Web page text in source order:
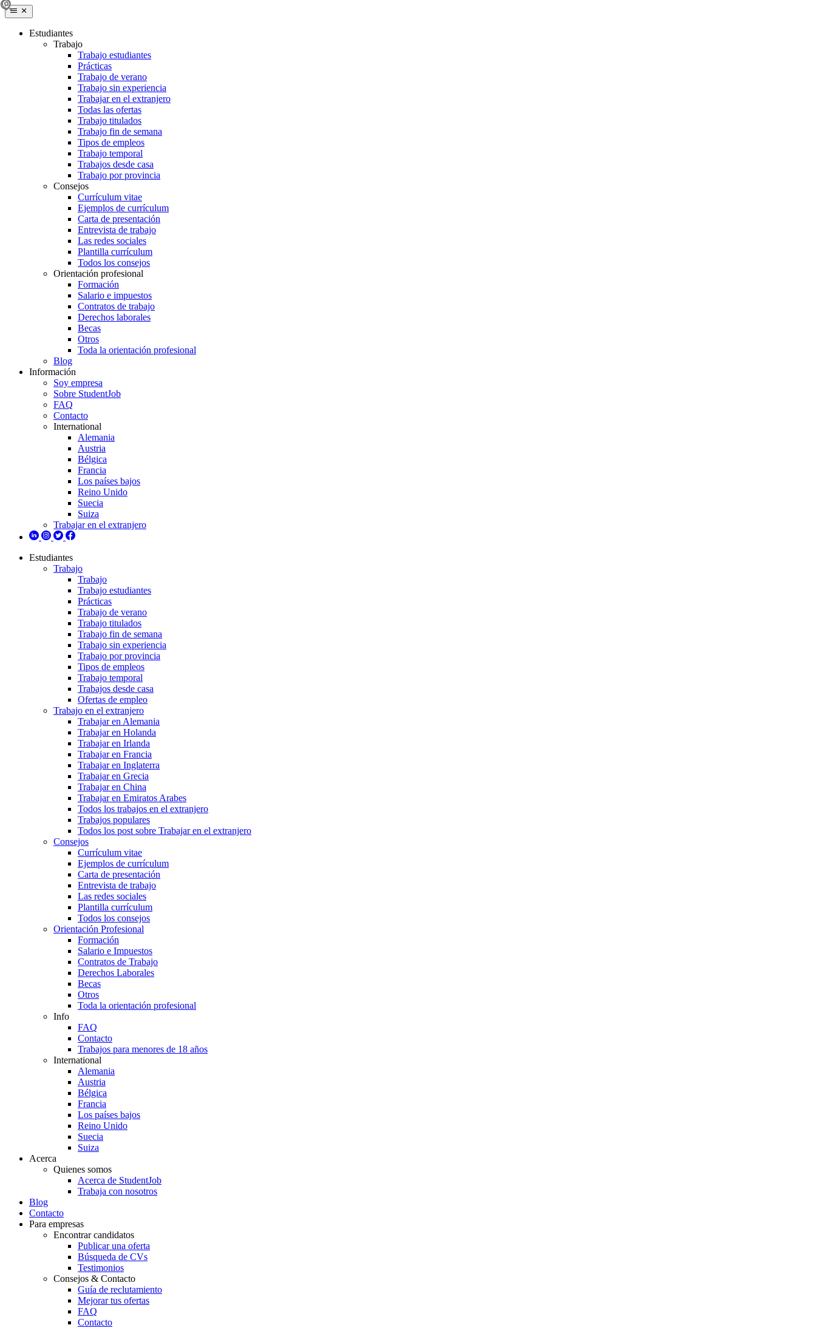
Estudiantes
Trabajo
Trabajo estudiantes
Prácticas
Trabajo de verano
Trabajo sin experiencia
Trabajar en el extranjero
Todas las ofertas
Trabajo titulados
Trabajo fin de semana
Tipos de empleos
Trabajo temporal
Trabajos desde casa
Trabajo por provincia
Consejos
Currículum vitae
Ejemplos de currículum
Carta de presentación
Entrevista de trabajo
Las redes sociales
Plantilla currículum
Todos los consejos
Orientación profesional
Formación
Salario e impuestos
Contratos de trabajo
Derechos laborales
Becas
Otros
Toda la orientación profesional
Blog
Información
Soy empresa
Sobre StudentJob
FAQ
Contacto
International
Alemania
Austria
Bélgica
Francia
Los países bajos
Reino Unido
Suecia
Suiza
Trabajar en el extranjero
Estudiantes
Trabajo
Trabajo
Trabajo estudiantes
Prácticas
Trabajo de verano
Trabajo titulados
Trabajo fin de semana
Trabajo sin experiencia
Trabajo por provincia
Tipos de empleos
Trabajo temporal
Trabajos desde casa
Ofertas de empleo
Trabajo en el extranjero
Trabajar en Alemania
Trabajar en Holanda
Trabajar en Irlanda
Trabajar en Francia
Trabajar en Inglaterra
Trabajar en Grecia
Trabajar en China
Trabajar en Emiratos Arabes
Todos los trabajos en el extranjero
Trabajos populares
Todos los post sobre Trabajar en el extranjero
Consejos
Currículum vitae
Ejemplos de currículum
Carta de presentación
Entrevista de trabajo
Las redes sociales
Plantilla currículum
Todos los consejos
Orientación Profesional
Formación
Salario e Impuestos
Contratos de Trabajo
Derechos Laborales
Becas
Otros
Toda la orientación profesional
Info
FAQ
Contacto
Trabajos para menores de 18 años
International
Alemania
Austria
Bélgica
Francia
Los países bajos
Reino Unido
Suecia
Suiza
Acerca
Quienes somos
Acerca de StudentJob
Trabaja con nosotros
Blog
Contacto
Para empresas
Encontrar candidatos
Publicar una oferta
Búsqueda de CVs
Testimonios
Consejos & Contacto
Guía de reclutamiento
Mejorar tus ofertas
FAQ
Contacto